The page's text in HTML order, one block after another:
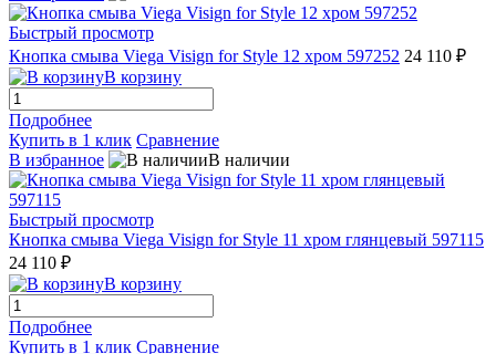
Быстрый просмотр
Кнопка смыва Viega Visign for Style 12 хром 597252 24 110 ₽
В корзину
Подробнее
Купить в 1 клик Сравнение
В избранное
В наличии
Быстрый просмотр
Кнопка смыва Viega Visign for Style 11 хром глянцевый 597115
24 110 ₽
В корзину
Подробнее
Купить в 1 клик Сравнение